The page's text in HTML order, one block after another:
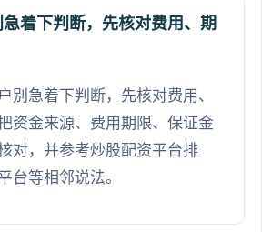
着下判断，先核对费用、期
别急着下判断，先核对费用、
资金来源、费用期限、保证金
对，并参考炒股配资平台排
台等相邻说法。